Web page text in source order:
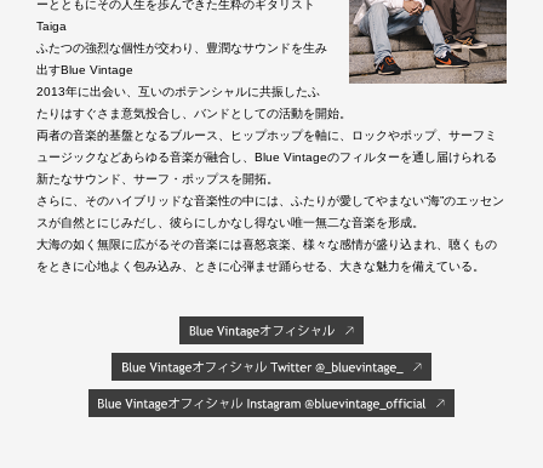
ーとともにその人生を歩んできた生粋のギタリスト
Taiga
ふたつの強烈な個性が交わり、豊潤なサウンドを生み
出すBlue Vintage
2013年に出会い、互いのポテンシャルに共振したふ
たりはすぐさま意気投合し、バンドとしての活動を開始。
両者の音楽的基盤となるブルース、ヒップホップを軸に、ロックやポップ、サーフミ
ュージックなどあらゆる音楽が融合し、Blue Vintageのフィルターを通し届けられる
新たなサウンド、サーフ・ポップスを開拓。
さらに、そのハイブリッドな音楽性の中には、ふたりが愛してやまない“海”のエッセン
スが自然とにじみだし、彼らにしかなし得ない唯一無二な音楽を形成。
大海の如く無限に広がるその音楽には喜怒哀楽、様々な感情が盛り込まれ、聴くもの
をときに心地よく包み込み、ときに心弾ませ踊らせる、大きな魅力を備えている。